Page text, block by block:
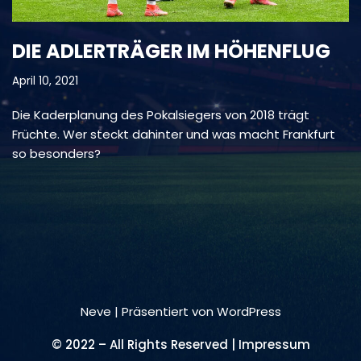
DIE ADLERTRÄGER IM HÖHENFLUG
April 10, 2021
Die Kaderplanung des Pokalsiegers von 2018 trägt
Früchte. Wer steckt dahinter und was macht Frankfurt
so besonders?
Neve | Präsentiert vonWordPress
© 2022 – All Rights Reserved | Impressum